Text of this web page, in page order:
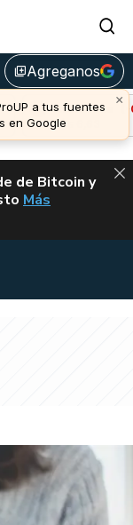
library_addAgreganos
Avalanche (-
u$s 6,63
de Bitcoin y
VUELVE EL
Más